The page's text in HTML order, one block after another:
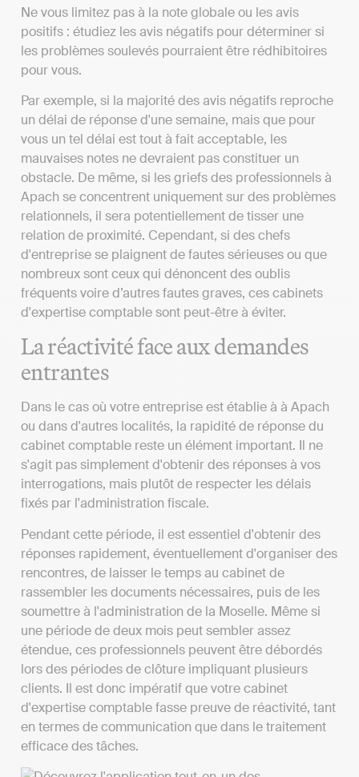
Ne vous limitez pas à la note globale ou les avis
positifs : étudiez les avis négatifs pour déterminer si
les problèmes soulevés pourraient être rédhibitoires
pour vous.
Par exemple, si la majorité des avis négatifs reproche
un délai de réponse d'une semaine, mais que pour
vous un tel délai est tout à fait acceptable, les
mauvaises notes ne devraient pas constituer un
obstacle. De même, si les griefs des professionnels à
Apach se concentrent uniquement sur des problèmes
relationnels, il sera potentiellement de tisser une
relation de proximité. Cependant, si des chefs
d'entreprise se plaignent de fautes sérieuses ou que
nombreux sont ceux qui dénoncent des oublis
fréquents voire d’autres fautes graves, ces cabinets
d'expertise comptable sont peut-être à éviter.
La réactivité face aux demandes
entrantes
Dans le cas où votre entreprise est établie à à Apach
ou dans d'autres localités, la rapidité de réponse du
cabinet comptable reste un élément important. Il ne
s'agit pas simplement d'obtenir des réponses à vos
interrogations, mais plutôt de respecter les délais
fixés par l'administration fiscale.
Pendant cette période, il est essentiel d'obtenir des
réponses rapidement, éventuellement d'organiser des
rencontres, de laisser le temps au cabinet de
rassembler les documents nécessaires, puis de les
soumettre à l'administration de la Moselle. Même si
une période de deux mois peut sembler assez
étendue, ces professionnels peuvent être débordés
lors des périodes de clôture impliquant plusieurs
clients. Il est donc impératif que votre cabinet
d'expertise comptable fasse preuve de réactivité, tant
en termes de communication que dans le traitement
efficace des tâches.